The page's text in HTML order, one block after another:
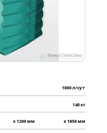
1000 л/сут
140 кг
x 1200 мм x 1850 мм